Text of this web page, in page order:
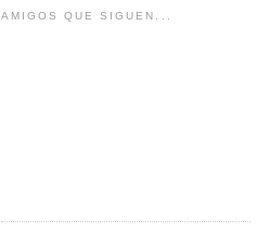
AMIGOS QUE SIGUEN...